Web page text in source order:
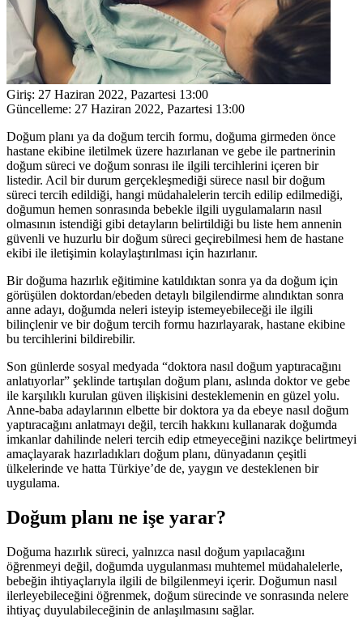
Giriş: 27 Haziran 2022, Pazartesi 13:00
Güncelleme: 27 Haziran 2022, Pazartesi 13:00
Doğum planı ya da doğum tercih formu, doğuma girmeden önce
hastane ekibine iletilmek üzere hazırlanan ve gebe ile partnerinin
doğum süreci ve doğum sonrası ile ilgili tercihlerini içeren bir
listedir. Acil bir durum gerçekleşmediği sürece nasıl bir doğum
süreci tercih edildiği, hangi müdahalelerin tercih edilip edilmediği,
doğumun hemen sonrasında bebekle ilgili uygulamaların nasıl
olmasının istendiği gibi detayların belirtildiği bu liste hem annenin
güvenli ve huzurlu bir doğum süreci geçirebilmesi hem de hastane
ekibi ile iletişimin kolaylaştırılması için hazırlanır.
Bir doğuma hazırlık eğitimine katıldıktan sonra ya da doğum için
görüşülen doktordan/ebeden detaylı bilgilendirme alındıktan sonra
anne adayı, doğumda neleri isteyip istemeyebileceği ile ilgili
bilinçlenir ve bir doğum tercih formu hazırlayarak, hastane ekibine
bu tercihlerini bildirebilir.
Son günlerde sosyal medyada “doktora nasıl doğum yaptıracağını
anlatıyorlar” şeklinde tartışılan doğum planı, aslında doktor ve gebe
ile karşılıklı kurulan güven ilişkisini desteklemenin en güzel yolu.
Anne-baba adaylarının elbette bir doktora ya da ebeye nasıl doğum
yaptıracağını anlatmayı değil, tercih hakkını kullanarak doğumda
imkanlar dahilinde neleri tercih edip etmeyeceğini nazikçe belirtmeyi
amaçlayarak hazırladıkları doğum planı, dünyadanın çeşitli
ülkelerinde ve hatta Türkiye’de de, yaygın ve desteklenen bir
uygulama.
Doğum planı ne işe yarar?
Doğuma hazırlık süreci, yalnızca nasıl doğum yapılacağını
öğrenmeyi değil, doğumda uygulanması muhtemel müdahalelerle,
bebeğin ihtiyaçlarıyla ilgili de bilgilenmeyi içerir. Doğumun nasıl
ilerleyebileceğini öğrenmek, doğum sürecinde ve sonrasında nelere
ihtiyaç duyulabileceğinin de anlaşılmasını sağlar.